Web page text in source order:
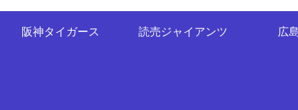
阪神タイガース 読売ジャイアンツ 広